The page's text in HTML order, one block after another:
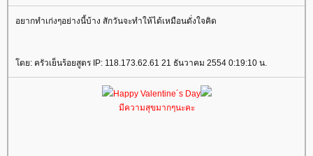
อยากทำเก่งๆอย่างนี้บ้าง สักวันจะทำให้ได้เหมือนดั่งใจคิด
ดย: ครัวเย็นร้อยสูตร IP: 118.173.62.61 21 ธันวาคม 2554 0:19:10 น.
Happy Valentine´s Day
มีความสุขมากๆนะคะ